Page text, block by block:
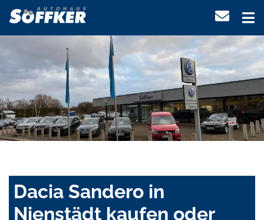
Dacia Sandero in
Nienstädt kaufen oder